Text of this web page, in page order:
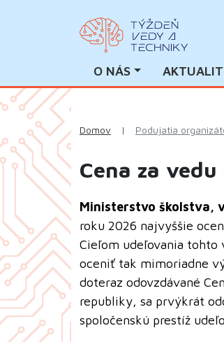
O NÁS
Domov | Podujatia
Cena za
Ministerstvo školstva,
roku 2026 najvyššie
Cieľom udeľovania tohto
oceniť tak mimoriadne
doteraz odovzdávané
republiky, sa prvýkrát
spoločenskú prestíž